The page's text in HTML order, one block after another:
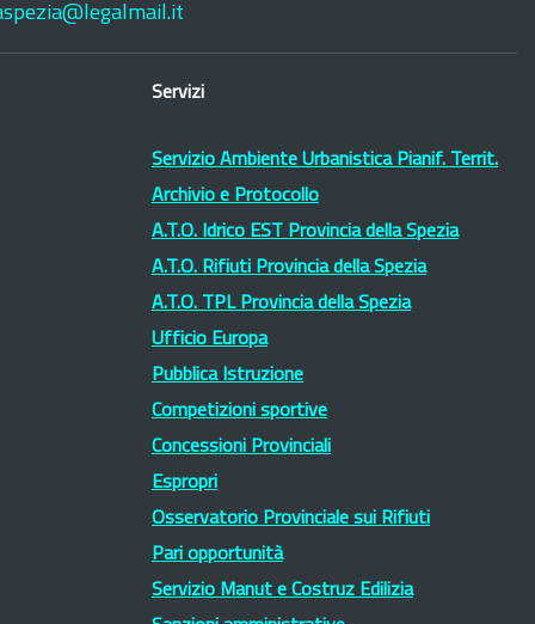
Servizi
Servizio Ambiente Urbanistica Pianif. Territ.
Archivio e Protocollo
A.T.O. Idrico EST Provincia della Spezia
A.T.O. Rifiuti Provincia della Spezia
A.T.O. TPL Provincia della Spezia
Ufficio Europa
Pubblica Istruzione
Competizioni sportive
Concessioni Provinciali
Espropri
Osservatorio Provinciale sui Rifiuti
Pari opportunità
Servizio Manut e Costruz Edilizia